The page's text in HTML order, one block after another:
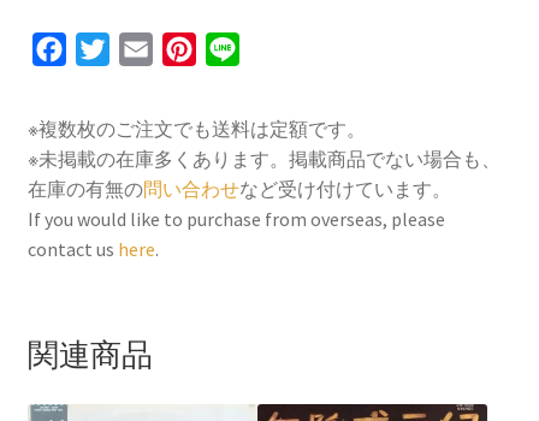
c
e
b
o
o
t
t
e
r
a
i
l
n
t
e
r
n
e
※複数枚のご注文でも送料は定額です。
※未掲載の在庫多くあります。掲載商品でない場合も、
在庫の有無の問い合わせなど受け付けています。
If you would like to purchase from overseas, please
contact us here.
関連商品